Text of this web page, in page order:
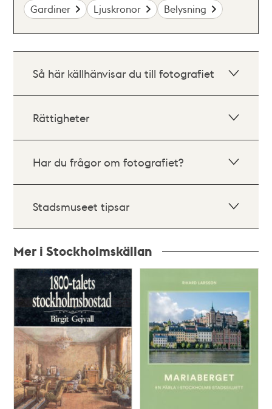
Gardiner
Ljuskronor Belysning
Så här källhänvisar du till fotografiet
Rättigheter
Har du frågor om fotografiet?
Stadsmuseet tipsar
Mer i Stockholmskällan
Relaterade
poster
och
teman